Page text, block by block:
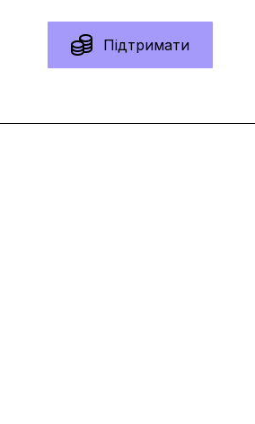
Підтримати